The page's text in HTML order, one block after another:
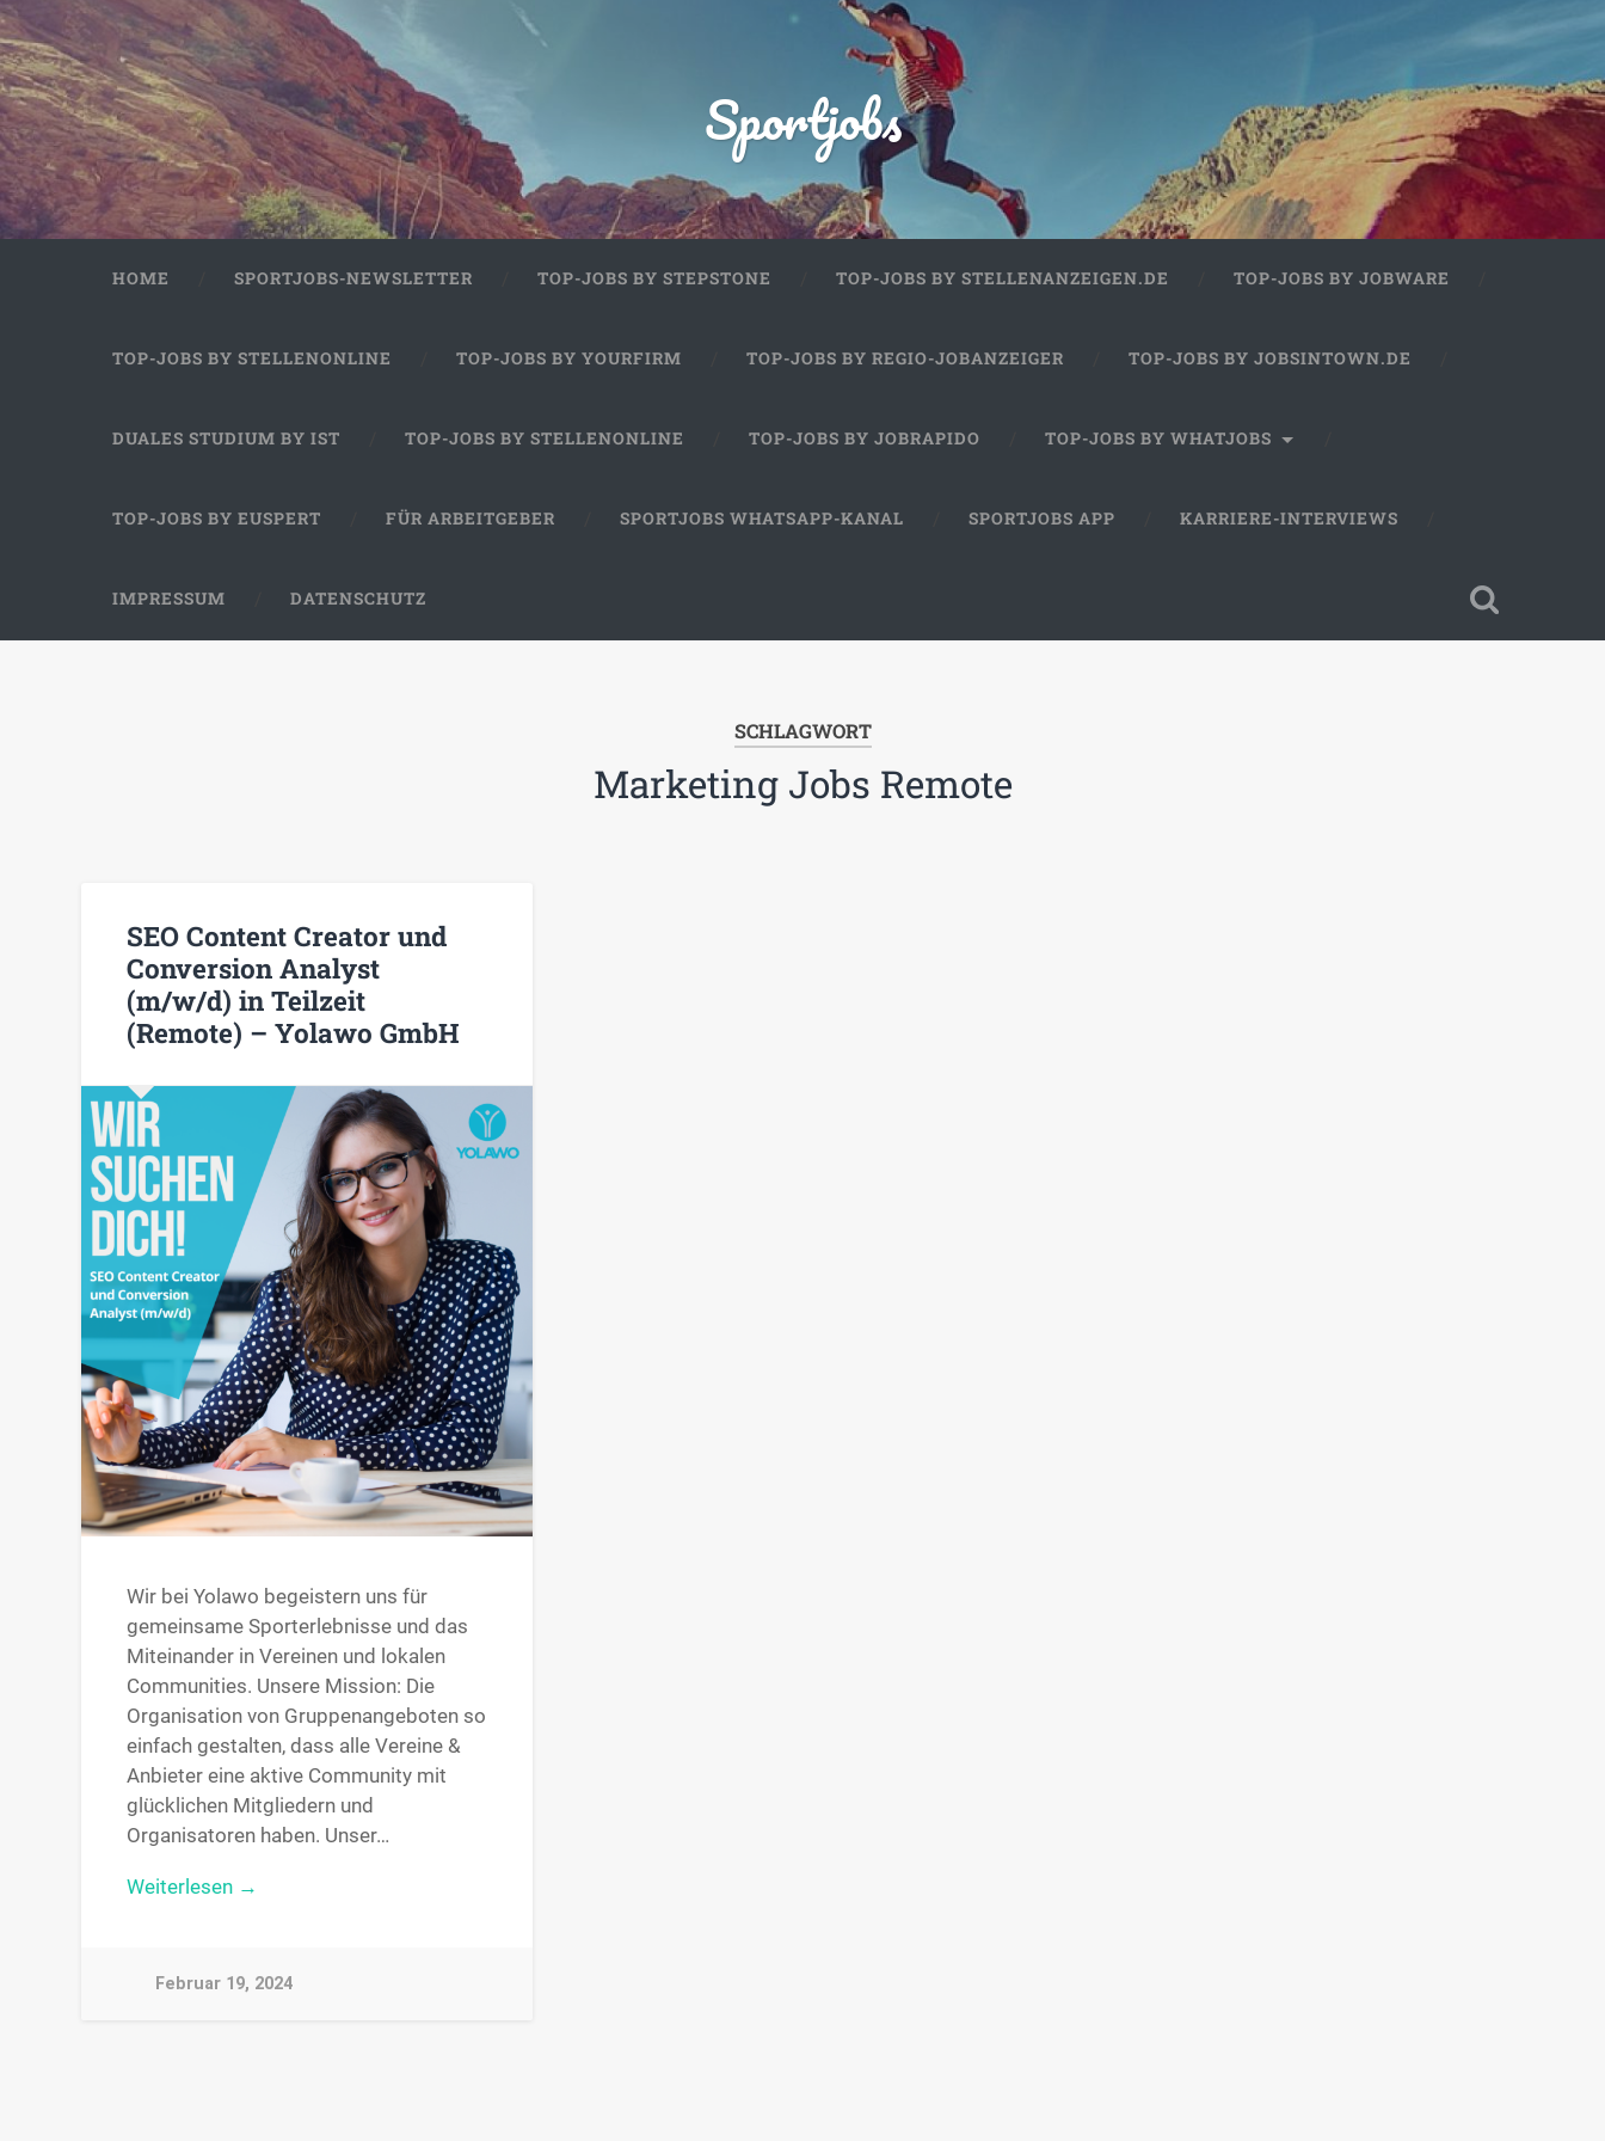
Sportjobs
HOME SPORTJOBS-NEWSLETTER TOP-JOBS BY STEPSTONE TOP-JOBS BY STELLENANZEIGEN.DE TOP-JOBS BY JOBWARE
TOP-JOBS BY STELLENONLINE TOP-JOBS BY YOURFIRM TOP-JOBS BY REGIO-JOBANZEIGER TOP-JOBS BY JOBSINTOWN.DE
DUALES STUDIUM BY IST TOP-JOBS BY STELLENONLINE TOP-JOBS BY JOBRAPIDO TOP-JOBS BY WHATJOBS
TOP-JOBS BY EUSPERT FÜR ARBEITGEBER SPORTJOBS WHATSAPP-KANAL SPORTJOBS APP KARRIERE-INTERVIEWS
IMPRESSUM DATENSCHUTZ
SCHLAGWORT
Marketing Jobs Remote
SEO Content Creator und
Conversion Analyst
(m/w/d) in Teilzeit
(Remote) – Yolawo GmbH
Wir bei Yolawo begeistern uns für
gemeinsame Sporterlebnisse und das
Miteinander in Vereinen und lokalen
Communities. Unsere Mission: Die
Organisation von Gruppenangeboten so
einfach gestalten, dass alle Vereine &
Anbieter eine aktive Community mit
glücklichen Mitgliedern und
Organisatoren haben. Unser…
Weiterlesen →
Februar 19, 2024